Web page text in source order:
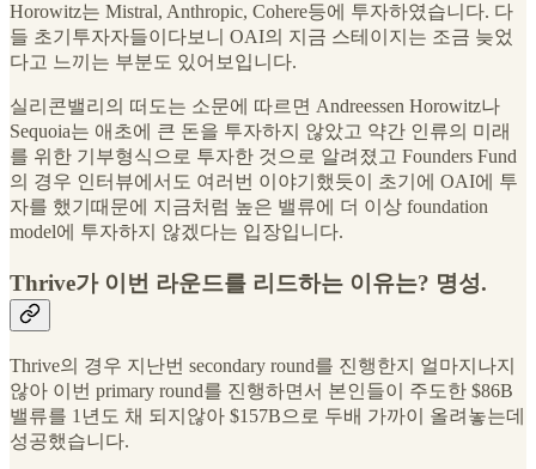
Horowitz는 Mistral, Anthropic, Cohere등에 투자하였습니다. 다
들 초기투자자들이다보니 OAI의 지금 스테이지는 조금 늦었
다고 느끼는 부분도 있어보입니다.
실리콘밸리의 떠도는 소문에 따르면 Andreessen Horowitz나
Sequoia는 애초에 큰 돈을 투자하지 않았고 약간 인류의 미래
를 위한 기부형식으로 투자한 것으로 알려졌고 Founders Fund
의 경우 인터뷰에서도 여러번 이야기했듯이 초기에 OAI에 투
자를 했기때문에 지금처럼 높은 밸류에 더 이상 foundation
model에 투자하지 않겠다는 입장입니다.
Thrive가 이번 라운드를 리드하는 이유는? 명성.
Thrive의 경우 지난번 secondary round를 진행한지 얼마지나지
않아 이번 primary round를 진행하면서 본인들이 주도한 $86B
밸류를 1년도 채 되지않아 $157B으로 두배 가까이 올려놓는데
성공했습니다.